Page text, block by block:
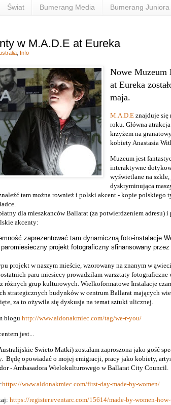
Świat Bumerang Media Bumerang Juniora
w M.A.D.E at Eureka
Nowe
at Eureka
maja.
M.A.D.Eznajduje się
roku. Główna
krzyżem na
kobiety Anastasia
Muzeum jest
interaktywne
wyświetlane na
dyskryminująca
tam można rownież i polski akcent - kopie polskiego
dla mieszkanców Ballarat (za potwierdzeniem adresu)
akcenty:
zaprezentować tam dynamiczną foto-instalacje
projekt fotograficzny sfinansowany
projekt w naszym mieście, wzorowany na znanym w
paru miesiecy prowadzilam warsztaty fotograficzne
różnych grup kulturowych. Wielkoformatowe Instalacje
strategicznych budynków w centrum Ballarat mających
za to ożywila się dyskusja na temat sztuki ulicznej.
blogu http://www.aldonakmiec.com/tag/we-r-you/
jest...
Swieto Matki) zostałam zaproszona jako gość
Będę opowiadać o mojej emigracji, pracy jako kobiety,
- Ambasadora Wielokulturowego w Ballarat City Council.
https://www.aldonakmiec.com/first-day-made-by-women/
https://register.eventarc.com/15614/made-by-women-
, Info